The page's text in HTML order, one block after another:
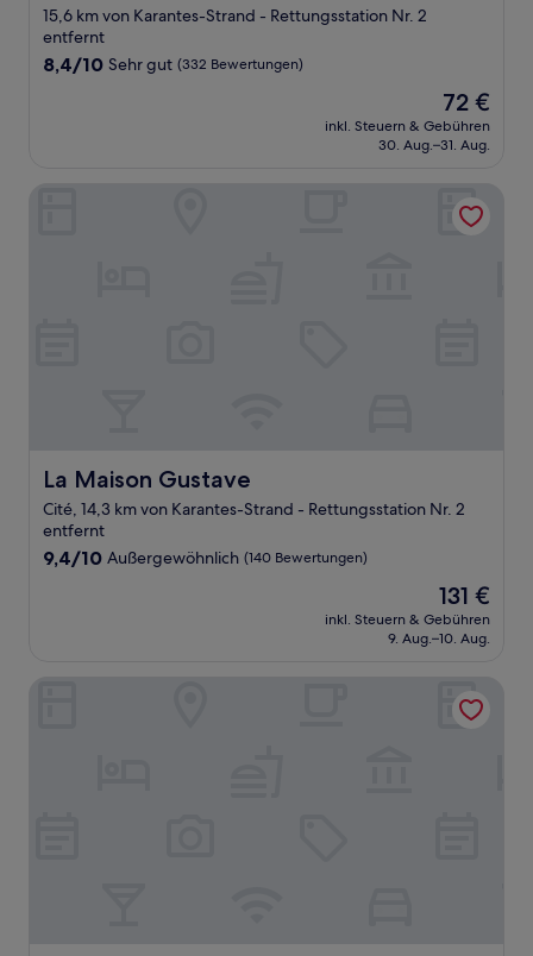
Sterne-
Unterkunft
15,6 km von Karantes-Strand - Rettungsstation Nr. 2
entfernt
8.4
Bewertungen)
8,4/10 Sehr gut (332 Bewertungen)
Der
Preis
beträgt
72 €
inkl. Steuern & Gebühren
30. Aug.–31. Aug.
La Maison Gustave
La Maison Gustave
Cité, 14,3 km von Karantes-Strand - Rettungsstation Nr. 2
entfernt
9.4
9,4/10 Außergewöhnlich (140 Bewertungen)
Der
Preis
beträgt
131 €
inkl. Steuern & Gebühren
9. Aug.–10. Aug.